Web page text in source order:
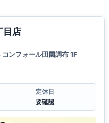
目店
ンフォール田園調布 1F
定休日
要確認